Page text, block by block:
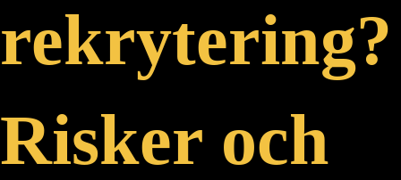
rekrytering?
Risker och